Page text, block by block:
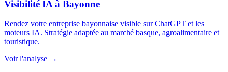
Visibilité IA à Bayonne
Rendez votre entreprise bayonnaise visible sur ChatGPT et les
moteurs IA. Stratégie adaptée au marché basque, agroalimentaire et
touristique.
Voir l'analyse →